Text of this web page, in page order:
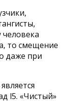
то смещение
даже при
l5. «Чистый»